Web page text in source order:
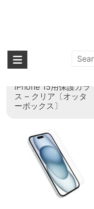
海外輸入ブ
海外事業部が取り揃えてい
ランド」をはじめ「ユニーク
タグ:
iPhone 15用保護ガラ
ス – クリア〔オッタ
ーボックス〕